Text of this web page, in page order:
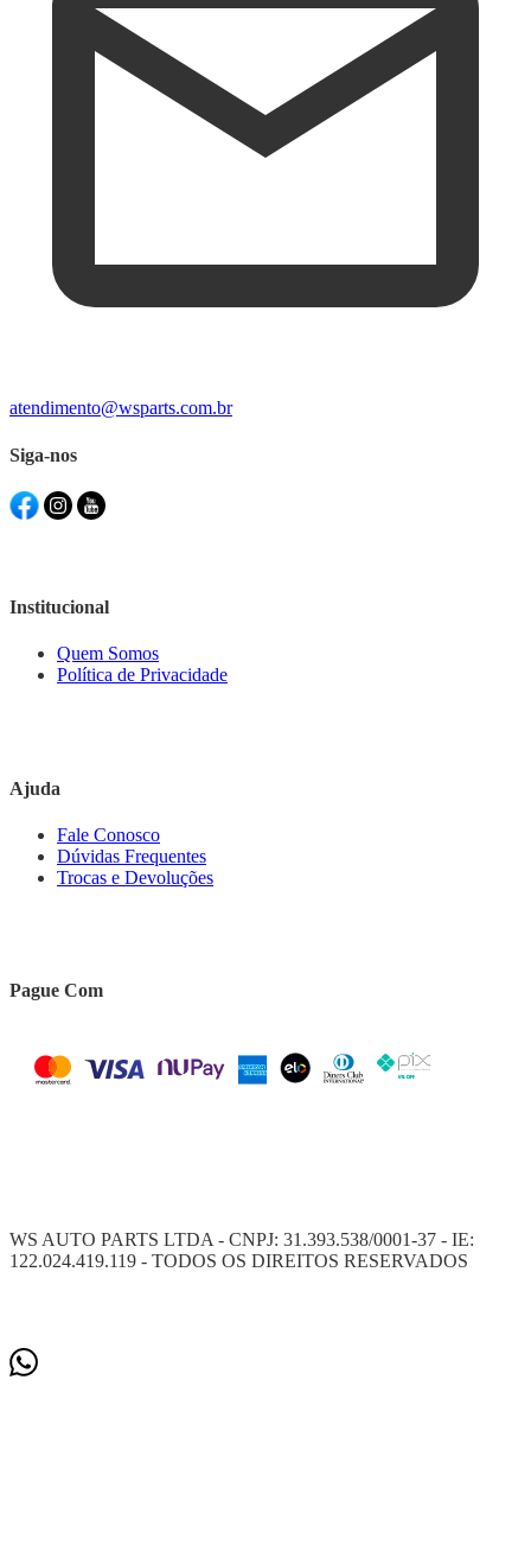
atendimento@wsparts.com.br
Siga-nos
Institucional
Quem Somos
Política de Privacidade
Ajuda
Fale Conosco
Dúvidas Frequentes
Trocas e Devoluções
Pague Com
WS AUTO PARTS LTDA - CNPJ: 31.393.538/0001-37 - IE:
122.024.419.119 - TODOS OS DIREITOS RESERVADOS